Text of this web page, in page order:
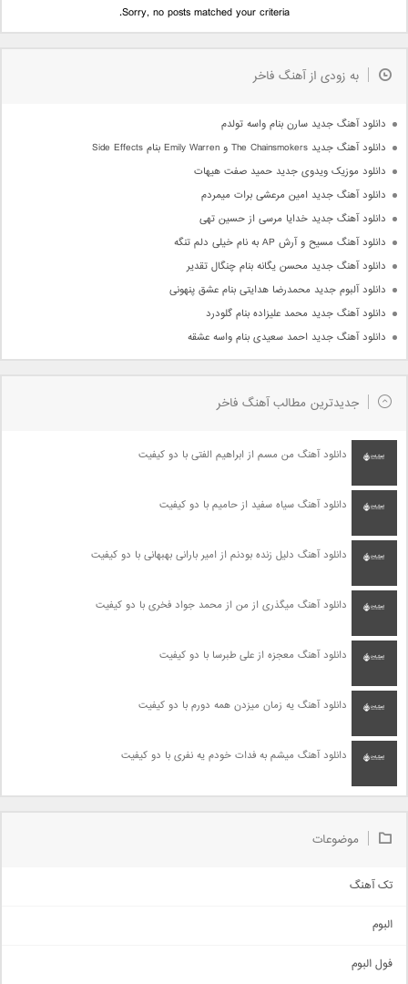
Sorry, no posts matched your criteria.
به زودی از آهنگ فاخر
دانلود آهنگ جدید سارن بنام واسه تولدم
دانلود آهنگ جدید The Chainsmokers و Emily Warren بنام Side Effects
دانلود موزیک ویدوی جدید حمید صفت هیهات
دانلود آهنگ جدید امین مرعشی برات میمردم
دانلود آهنگ جدید خدایا مرسی از حسین تهی
دانلود آهنگ مسیح و آرش AP به نام خیلی دلم تنگه
دانلود آهنگ جدید محسن یگانه بنام چنگال تقدیر
دانلود آلبوم جدید محمدرضا هدایتی بنام عشق پنهونی
دانلود آهنگ جدید محمد علیزاده بنام گلودرد
دانلود آهنگ جدید احمد سعیدی بنام واسه عشقه
جدیدترین مطالب آهنگ فاخر
دانلود آهنگ من مسم از ابراهیم الفتی با دو کیفیت
دانلود آهنگ سیاه سفید از حامیم با دو کیفیت
دانلود آهنگ دلیل زنده بودنم از امیر بارانی بهبهانی با دو کیفیت
دانلود آهنگ میگذری از من از محمد جواد فخری با دو کیفیت
دانلود آهنگ معجزه از علی طبرسا با دو کیفیت
دانلود آهنگ یه زمان میزدن همه دورم با دو کیفیت
دانلود آهنگ میشم به فدات خودم یه نفری با دو کیفیت
موضوعات
تک آهنگ
اجتماعی
البوم
فول البوم